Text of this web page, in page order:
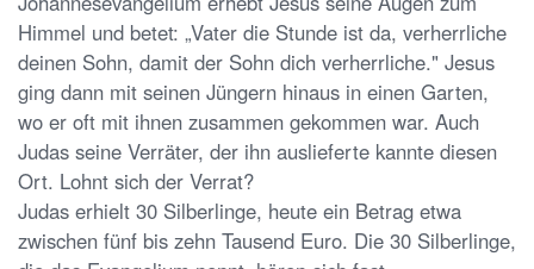
Himmel und betet: „Vater die Stunde ist da, verherrliche
deinen Sohn, damit der Sohn dich verherrliche." Jesus
ging dann mit seinen Jüngern hinaus in einen Garten,
wo er oft mit ihnen zusammen gekommen war. Auch
Judas seine Verräter, der ihn auslieferte kannte diesen
Ort. Lohnt sich der Verrat?
Judas erhielt 30 Silberlinge, heute ein Betrag etwa
zwischen fünf bis zehn Tausend Euro. Die 30 Silberlinge,